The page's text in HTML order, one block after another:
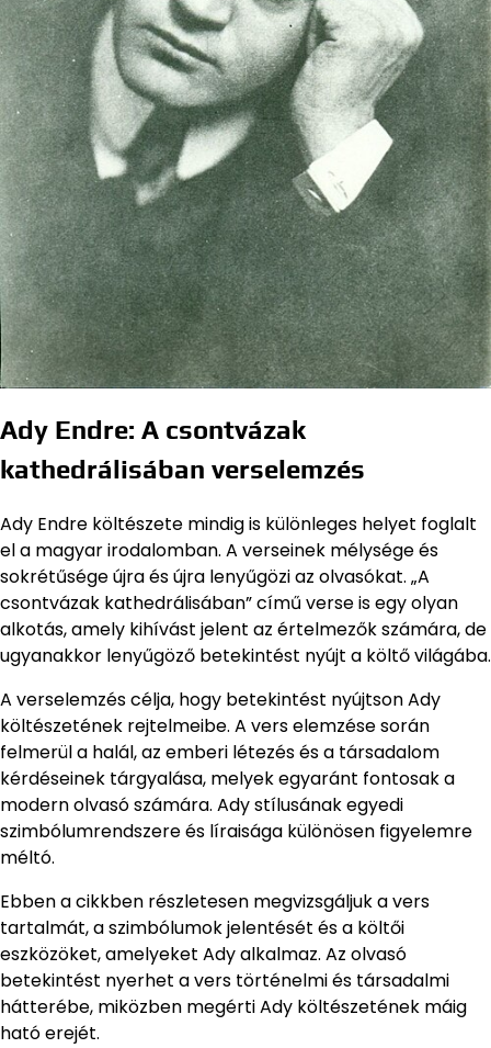
Ady Endre: A csontvázak
kathedrálisában verselemzés
Ady Endre költészete mindig is különleges helyet foglalt
el a magyar irodalomban. A verseinek mélysége és
sokrétűsége újra és újra lenyűgözi az olvasókat. „A
csontvázak kathedrálisában” című verse is egy olyan
alkotás, amely kihívást jelent az értelmezők számára, de
ugyanakkor lenyűgöző betekintést nyújt a költő világába.
A verselemzés célja, hogy betekintést nyújtson Ady
költészetének rejtelmeibe. A vers elemzése során
felmerül a halál, az emberi létezés és a társadalom
kérdéseinek tárgyalása, melyek egyaránt fontosak a
modern olvasó számára. Ady stílusának egyedi
szimbólumrendszere és líraisága különösen figyelemre
méltó.
Ebben a cikkben részletesen megvizsgáljuk a vers
tartalmát, a szimbólumok jelentését és a költői
eszközöket, amelyeket Ady alkalmaz. Az olvasó
betekintést nyerhet a vers történelmi és társadalmi
hátterébe, miközben megérti Ady költészetének máig
ható erejét.